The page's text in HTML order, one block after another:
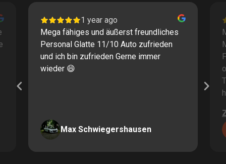
1 year ago
Mega fähiges und äußerst freundliches
Personal Glatte 11/10 Auto zufrieden
und ich bin zufrieden Gerne immer
wieder 😄
Max Schwiegershausen